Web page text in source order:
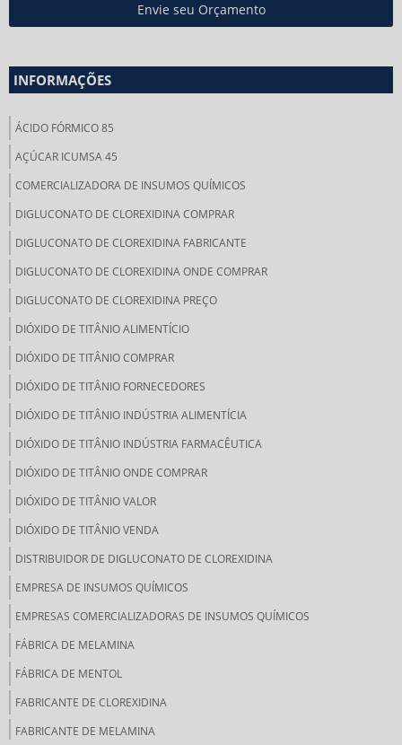
Envie seu Orçamento
INFORMAÇÕES
ÁCIDO FÓRMICO 85
AÇÚCAR ICUMSA 45
COMERCIALIZADORA DE INSUMOS QUÍMICOS
DIGLUCONATO DE CLOREXIDINA COMPRAR
DIGLUCONATO DE CLOREXIDINA FABRICANTE
DIGLUCONATO DE CLOREXIDINA ONDE COMPRAR
DIGLUCONATO DE CLOREXIDINA PREÇO
DIÓXIDO DE TITÂNIO ALIMENTÍCIO
DIÓXIDO DE TITÂNIO COMPRAR
DIÓXIDO DE TITÂNIO FORNECEDORES
DIÓXIDO DE TITÂNIO INDÚSTRIA ALIMENTÍCIA
DIÓXIDO DE TITÂNIO INDÚSTRIA FARMACÊUTICA
DIÓXIDO DE TITÂNIO ONDE COMPRAR
DIÓXIDO DE TITÂNIO VALOR
DIÓXIDO DE TITÂNIO VENDA
DISTRIBUIDOR DE DIGLUCONATO DE CLOREXIDINA
EMPRESA DE INSUMOS QUÍMICOS
EMPRESAS COMERCIALIZADORAS DE INSUMOS QUÍMICOS
FÁBRICA DE MELAMINA
FÁBRICA DE MENTOL
FABRICANTE DE CLOREXIDINA
FABRICANTE DE MELAMINA